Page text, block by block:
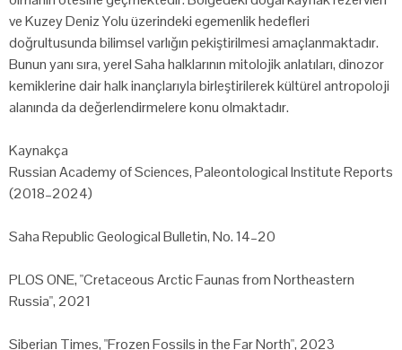
ve Kuzey Deniz Yolu üzerindeki egemenlik hedefleri
doğrultusunda bilimsel varlığın pekiştirilmesi amaçlanmaktadır.
Bunun yanı sıra, yerel Saha halklarının mitolojik anlatıları, dinozor
kemiklerine dair halk inançlarıyla birleştirilerek kültürel antropoloji
alanında da değerlendirmelere konu olmaktadır.
Kaynakça
Russian Academy of Sciences, Paleontological Institute Reports
(2018–2024)
Saha Republic Geological Bulletin, No. 14–20
PLOS ONE, "Cretaceous Arctic Faunas from Northeastern
Russia", 2021
Siberian Times, "Frozen Fossils in the Far North", 2023